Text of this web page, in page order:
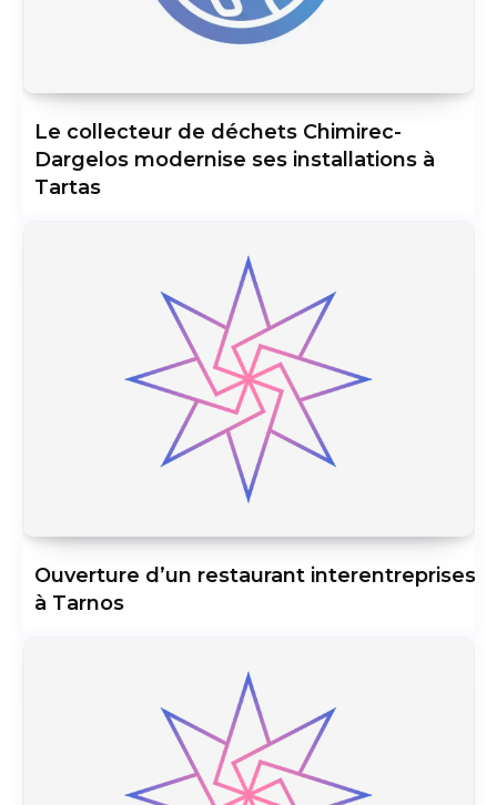
Le collecteur de déchets Chimirec-
Dargelos modernise ses installations à
Tartas
Ouverture d’un restaurant interentreprises
à Tarnos